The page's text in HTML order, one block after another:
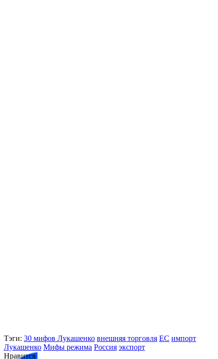
Тэги: 30 мифов Лукашенко внешняя торговля ЕС импорт
Лукашенко Мифы режима Россия экспорт
Нравится